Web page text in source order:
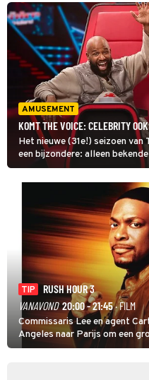
AMUSEMENT
KOMT THE VOICE: CELEBRITY
Het nieuwe (31e!) seizoen van
een bijzondere: alleen
muzikale wedstrijd. The
start. Komt deze editie ook
TIP
RUSH HOUR 3
VANAVOND 20:00 - 21:45· FILM
Commissaris Lee en agent
Angeles naar Parijs om een
hand aan te pakken.